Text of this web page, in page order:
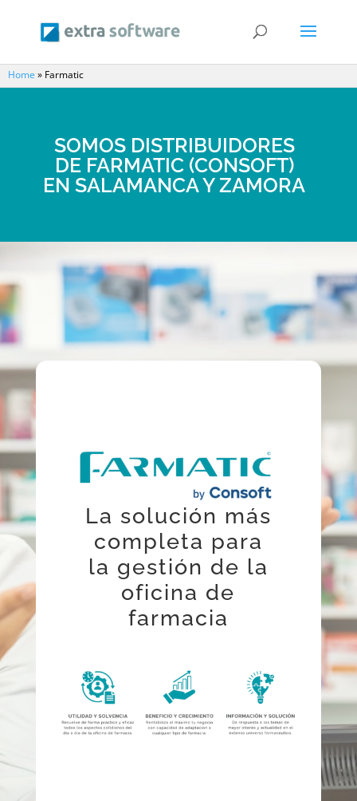
Home » Farmatic
SOMOS DISTRIBUIDORES
DE FARMATIC (CONSOFT)
EN SALAMANCA Y ZAMORA
La solución más
completa para
la gestión de la
oficina de
farmacia